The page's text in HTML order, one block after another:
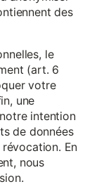
des
le
(art. 6
votre
une
intention
de données
En
nous